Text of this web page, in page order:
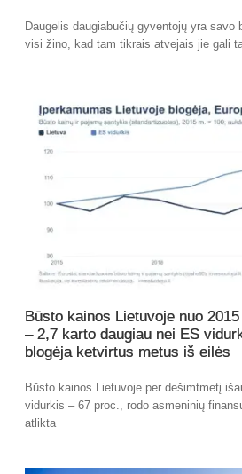
Daugelis daugiabučių gyventojų yra savo
visi žino, kad tam tikrais atvejais jie gali
Būsto kainos Lietuvoje nuo
– 2,7 karto daugiau nei ES
blogėja ketvirtus metus iš eilės
Būsto kainos Lietuvoje per dešimtmetį
vidurkis – 67 proc., rodo asmeninių
atlikta